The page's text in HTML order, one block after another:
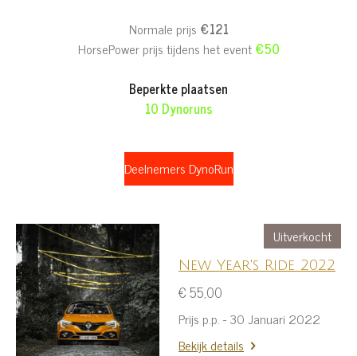
Normale prijs €121
HorsePower prijs tijdens het event €50
Beperkte plaatsen
10 Dynoruns
Deelnemers DynoRun
Uitverkocht
New Year's Ride 2022
€ 55,00
Prijs p.p. - 30 Januari 2022
Bekijk details